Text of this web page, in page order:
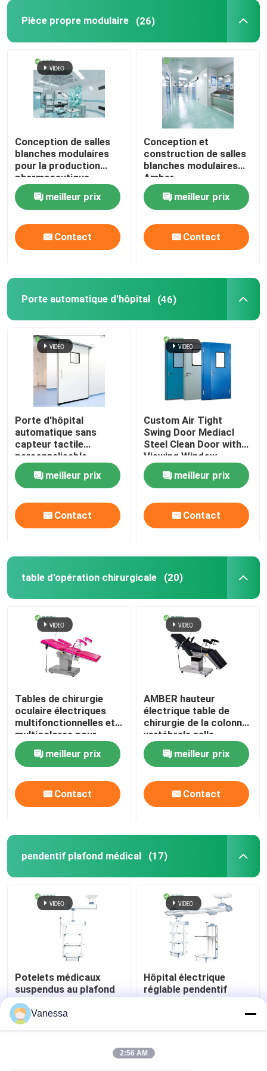
Panneaux "sandwich" de mur
douche d'air d'acier inoxydable
Boîte de passage d'acier inoxydable
Unité de filtre de ventilateur
Évier médical d'acier inoxydable
Pièce propre modulaire (26)
Conception de salles
blanches modulaires
pour la production
pharmaceutique
meilleur prix
Contact
Conception et
construction de salles
blanches modulaires
Amber
meilleur prix
Contact
Porte automatique d'hôpital (46)
Porte d'hôpital
automatique sans
capteur tactile
personnalisable
meilleur prix
Contact
Custom Air Tight
Swing Door Mediacl
Steel Clean Door with
Viewing Window
meilleur prix
Contact
table d'opération chirurgicale (20)
Tables de chirurgie
oculaire électriques
multifonctionnelles et
multicolores pour
hôpitaux
meilleur prix
Contact
AMBER hauteur
électrique table de
chirurgie de la colonne
vertébrale salle
d'opération à
commande à distance
meilleur prix
Contact
pendentif plafond médical (17)
Potelets médicaux
suspendus au plafond
AMBER à fonctions
intégrées et flexibles
meilleur prix
Hôpital électrique
réglable pendentif
médical Boom
meilleur prix
Vanessa
2:56 AM